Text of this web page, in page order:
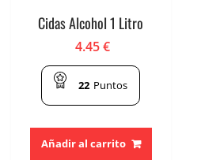
Cidas Alcohol 1 Litro
4.45€
22 Puntos
Añadir al carrito